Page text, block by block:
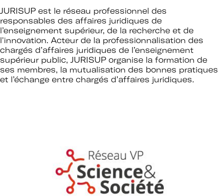
JURISUP est le réseau professionnel des
responsables des affaires juridiques de
l’enseignement supérieur, de la recherche et de
l'innovation. Acteur de la professionnalisation des
chargés d’affaires juridiques de l’enseignement
supérieur public, JURISUP organise la formation de
ses membres, la mutualisation des bonnes pratiques
et l’échange entre chargés d’affaires juridiques.